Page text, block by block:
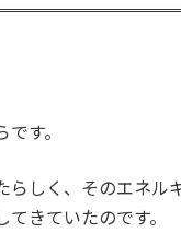
す。
しく、そのエネル
きていたのです。